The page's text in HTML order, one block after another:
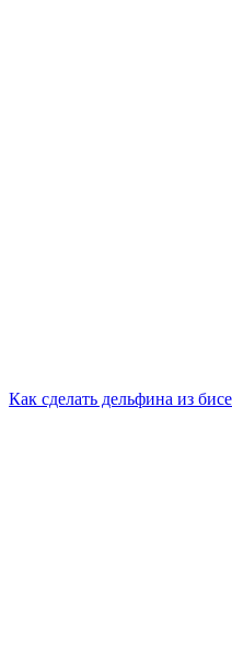
Как сделать дельфина из